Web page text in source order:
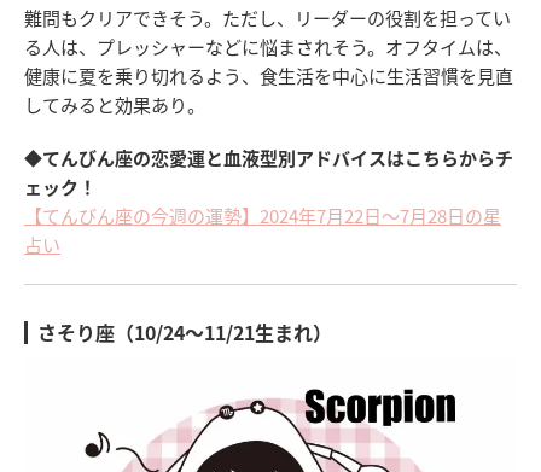
難問もクリアできそう。ただし、リーダーの役割を担ってい
る人は、プレッシャーなどに悩まされそう。オフタイムは、
健康に夏を乗り切れるよう、食生活を中心に生活習慣を見直
してみると効果あり。
◆てんびん座の恋愛運と血液型別アドバイスはこちらからチ
ェック！
【てんびん座の今週の運勢】2024年7月22日～7月28日の星
占い
さそり座（10/24～11/21生まれ）